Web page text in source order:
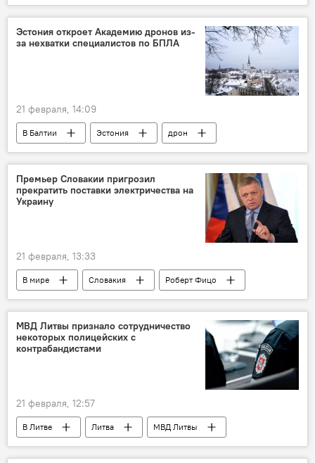
МИД Литвы
Кястутис Будрис
Эстония откроет Академию дронов из-
за нехватки специалистов по БПЛА
21 февраля, 14:09
В Балтии Эстония
дрон
беспилотник
безопасность
Премьер Словакии пригрозил
прекратить поставки электричества на
Украину
21 февраля, 13:33
В мире Словакия
Роберт Фицо
Украина
электроэнергия
электричество
Политика
нефть
Россия
Евросоюз (ЕС)
МВД Литвы признало сотрудничество
некоторых полицейских с
контрабандистами
21 февраля, 12:57
В Литве Литва
МВД Литвы
полиция
метеозонд
контрабанда